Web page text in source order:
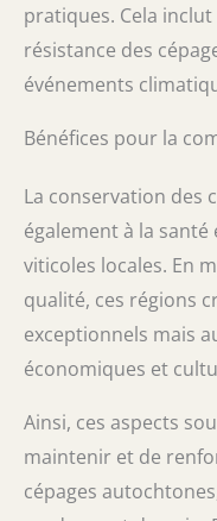
pratiques. Cela
résistance des
événements
Bénéfices pour la
La conservation des
également à la
viticoles locales. En
qualité, ces régions
exceptionnels mais
économiques et
Ainsi, ces aspects
maintenir et de
cépages